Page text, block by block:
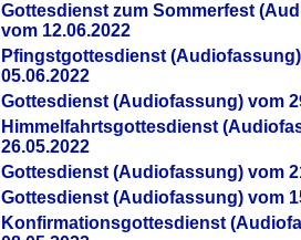
Gottesdienst zum Sommerfest
vom 12.06.2022
Pfingstgottesdienst
05.06.2022
Gottesdienst (Audiofassung) vom
Himmelfahrtsgottesdienst
26.05.2022
Gottesdienst (Audiofassung) vom
Gottesdienst (Audiofassung) vom
Konfirmationsgottesdienst